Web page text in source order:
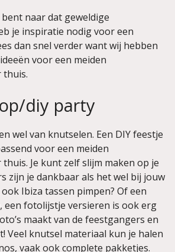
naar dat geweldige
je inspiratie nodig voor een
dan snel verder want wij hebben
voor een meiden
thuis.
diy party
wel van knutselen. Een DIY feestje
voor een meiden
Je kunt zelf slijm maken op je
zijn je dankbaar als het wel bij jouw
Ibiza tassen pimpen? Of een
een fotolijstje versieren is ook erg
maakt van de feestgangers en
Veel knutsel materiaal kun je halen
vaak ook complete pakketjes.